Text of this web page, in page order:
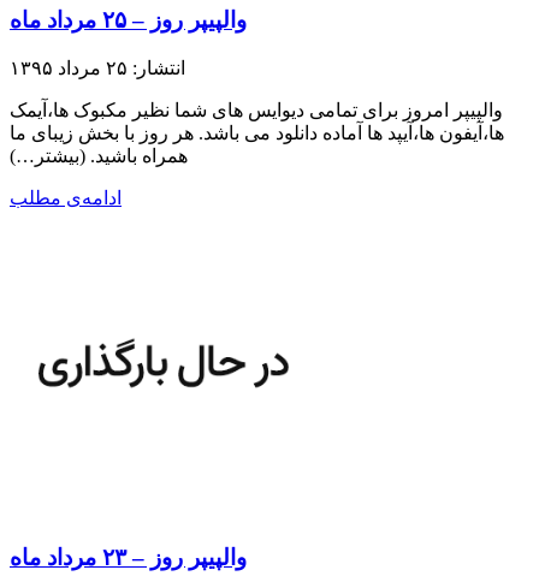
والپیپر روز – ۲۵ مرداد ماه
انتشار: ۲۵ مرداد ۱۳۹۵
والپیپر امروز برای تمامی دیوایس های شما نظیر مکبوک ها،آیمک
ها،آیفون ها،آیپد ها آماده دانلود می باشد. هر روز با بخش زیبای ما
همراه باشید.​ (بیشتر…)
ادامه‌ی مطلب
والپیپر روز – ۲۳ مرداد ماه